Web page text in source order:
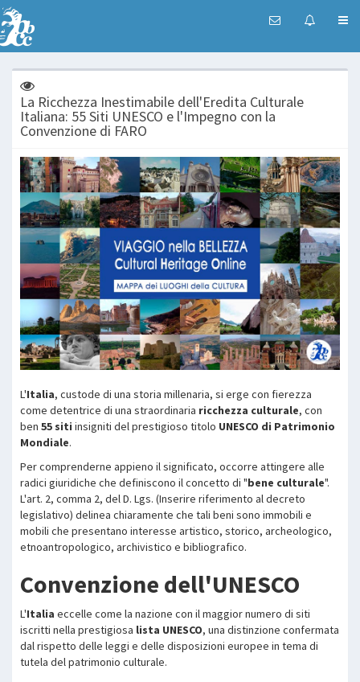
La Ricchezza Inestimabile dell'Eredita Culturale
Italiana: 55 Siti UNESCO e l'Impegno con la
Convenzione di FARO
L'Italia, custode di una storia millenaria, si erge con fierezza
come detentrice di una straordinaria ricchezza culturale, con
ben 55 siti insigniti del prestigioso titolo UNESCO di Patrimonio
Mondiale.
Per comprenderne appieno il significato, occorre attingere alle
radici giuridiche che definiscono il concetto di "bene culturale".
L'art. 2, comma 2, del D. Lgs. (Inserire riferimento al decreto
legislativo) delinea chiaramente che tali beni sono immobili e
mobili che presentano interesse artistico, storico, archeologico,
etnoantropologico, archivistico e bibliografico.
Convenzione dell'UNESCO
L'Italia eccelle come la nazione con il maggior numero di siti
iscritti nella prestigiosa lista UNESCO, una distinzione confermata
dal rispetto delle leggi e delle disposizioni europee in tema di
tutela del patrimonio culturale.